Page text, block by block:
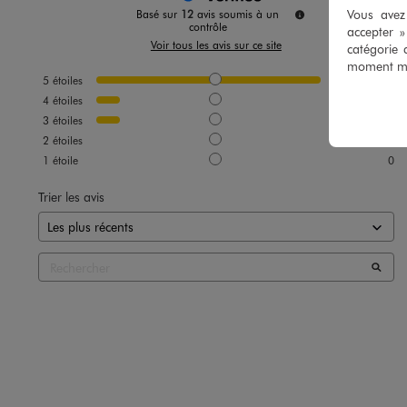
Basé sur 12 avis soumis à un
contrôle
Voir tous les avis sur ce site
5 étoiles
4 étoiles
3 étoiles
2 étoiles
1 étoile 0
Trier les avis
Vous
accepter
catégorie
moment